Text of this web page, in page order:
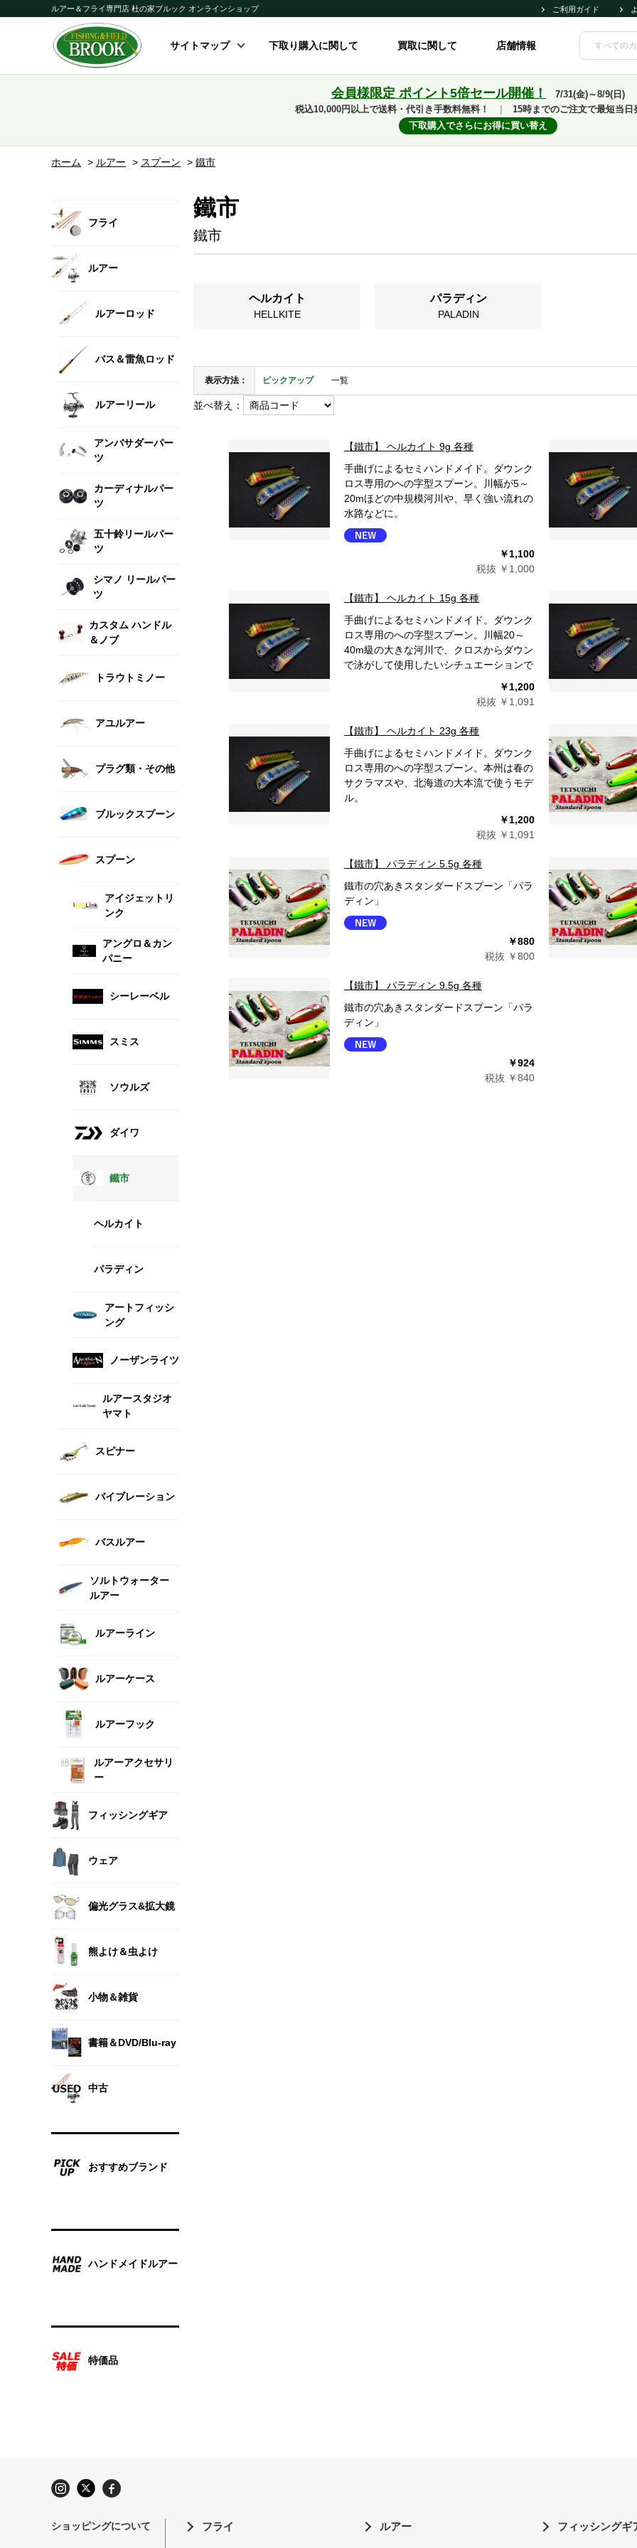
ルアー＆フライ専門店 杜の家ブルック オンラインショップ ご利用ガイド
サイトマップ 下取り購入に関して 買取に関して 店舗情報
会員様限定 ポイント5倍セール開催！
7/31(金)～8/9(日)
税込10,000円以上で送料・代引き手数料無料！
15時までのご注文で最短当日
下取購入でさらにお得に買い替え
ホーム > ルアー > スプーン > 鐵市
フライ
ルアー
ルアーロッド
バス＆雷魚ロッド
ルアーリール
アンバサダーパー
ツ
カーディナルパー
ツ
五十鈴リールパー
ツ
シマノ リールパー
ツ
カスタム ハンドル
＆ノブ
トラウトミノー
アユルアー
プラグ類・その他
ブルックスプーン
スプーン
アイジェットリ
ンク
アングロ＆カン
パニー
シーレーベル
スミス
ソウルズ
ダイワ
鐵市
ヘルカイト
パラディン
アートフィッシ
ング
ノーザンライツ
ルアースタジオ
ヤマト
スピナー
バイブレーション
バスルアー
ソルトウォーター
ルアー
ルアーライン
ルアーケース
ルアーフック
ルアーアクセサリ
ー
フィッシングギア
ウェア
偏光グラス&拡大鏡
熊よけ＆虫よけ
小物＆雑貨
書籍＆DVD/Blu-ray
中古
おすすめブランド
ハンドメイドルアー
特価品
鐵市
鐵市
ヘルカイト
HELLKITE
パラディン
PALADIN
表示方法： ピックアップ 一覧
並べ替え：
【鐵市】 ヘルカイト 9g 各種
手曲げによるセミハンドメイド。ダウンク
ロス専用のへの字型スプーン。川幅が5～
20mほどの中規模河川や、早く強い流れの
水路などに。
￥1,100
税抜 ￥1,000
【鐵市】 ヘルカイト 15g 各種
手曲げによるセミハンドメイド。ダウンク
ロス専用のへの字型スプーン。川幅20～
40m級の大きな河川で、クロスからダウン
で泳がして使用したいシチュエーションで
￥1,200
税抜 ￥1,091
【鐵市】 ヘルカイト 23g 各種
手曲げによるセミハンドメイド。ダウンク
ロス専用のへの字型スプーン。本州は春の
サクラマスや、北海道の大本流で使うモデ
ル。
￥1,200
税抜 ￥1,091
【鐵市】 パラディン 5.5g 各種
鐵市の穴あきスタンダードスプーン「パラ
ディン」
￥880
税抜 ￥800
【鐵市】 パラディン 9.5g 各種
鐵市の穴あきスタンダードスプーン「パラ
ディン」
￥924
税抜 ￥840
ショッピングについて フライ ルアー フィッシングギ